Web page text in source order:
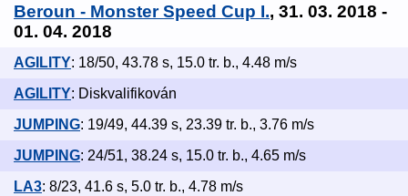
Beroun - Monster Speed Cup I., 31. 03. 2018 -
01. 04. 2018
AGILITY: 18/50, 43.78 s, 15.0 tr. b., 4.48 m/s
AGILITY: Diskvalifikován
JUMPING: 19/49, 44.39 s, 23.39 tr. b., 3.76 m/s
JUMPING: 24/51, 38.24 s, 15.0 tr. b., 4.65 m/s
LA3: 8/23, 41.6 s, 5.0 tr. b., 4.78 m/s